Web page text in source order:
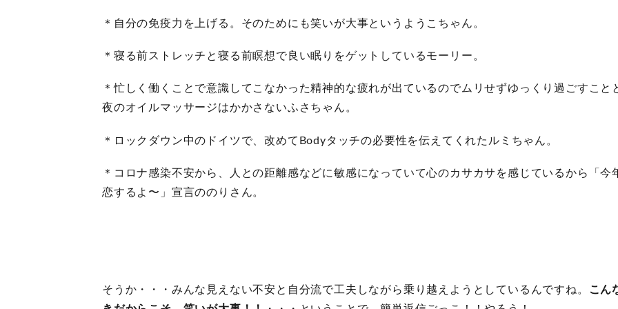
＊自分の免疫力を上げる。そのためにも笑いが大事というようこちゃん。
＊寝る前ストレッチと寝る前瞑想で良い眠りをゲットしているモーリー。
＊忙しく働くことで意識してこなかった精神的な疲れが出ているのでムリせずゆっくり過ごすこと
夜のオイルマッサージはかかさないふさちゃん。
＊ロックダウン中のドイツで、改めてBodyタッチの必要性を伝えてくれたルミちゃん。
＊コロナ感染不安から、人との距離感などに敏感になっていて心のカサカサを感じているから「今
恋するよ〜」宣言ののりさん。
そうか・・・みんな見えない不安と自分流で工夫しながら乗り越えようとしているんですね。
こん